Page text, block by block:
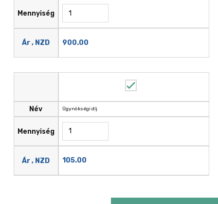
Mennyiség
Ár , NZD 900.00
Név
Mennyiség
Ár , NZD
Ügynökségi díj
105.00